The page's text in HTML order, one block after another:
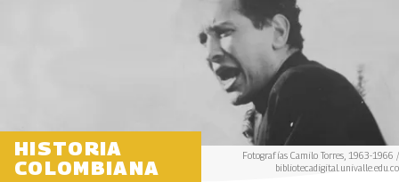
HISTORIA
COLOMBIANA
Fotografías Camilo Torres, 1963-1966 /
bibliotecadigital.univalle.edu.co